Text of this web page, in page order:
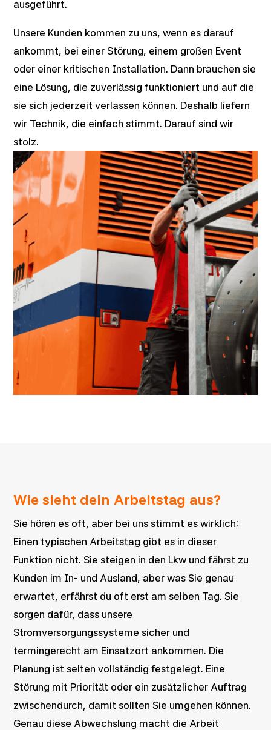
ausgeführt.
Unsere Kunden kommen zu uns, wenn es darauf
ankommt, bei einer Störung, einem großen Event
oder einer kritischen Installation. Dann brauchen sie
eine Lösung, die zuverlässig funktioniert und auf die
sie sich jederzeit verlassen können. Deshalb liefern
wir Technik, die einfach stimmt. Darauf sind wir
stolz.
Wie sieht dein Arbeitstag aus?
Sie hören es oft, aber bei uns stimmt es wirklich:
Einen typischen Arbeitstag gibt es in dieser
Funktion nicht. Sie steigen in den Lkw und fährst zu
Kunden im In- und Ausland, aber was Sie genau
erwartet, erfährst du oft erst am selben Tag. Sie
sorgen dafür, dass unsere
Stromversorgungssysteme sicher und
termingerecht am Einsatzort ankommen. Die
Planung ist selten vollständig festgelegt. Eine
Störung mit Priorität oder ein zusätzlicher Auftrag
zwischendurch, damit sollten Sie umgehen können.
Genau diese Abwechslung macht die Arbeit